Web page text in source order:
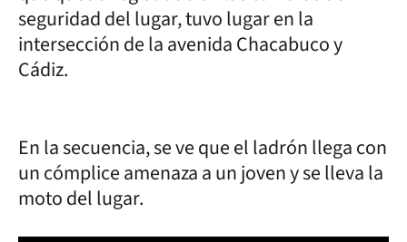
seguridad del lugar, tuvo lugar en la
intersección de la avenida Chacabuco y
Cádiz.
En la secuencia, se ve que el ladrón llega con
un cómplice amenaza a un joven y se lleva la
moto del lugar.